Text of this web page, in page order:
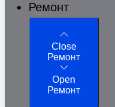
Ремонт
Close
Ремонт
Open
Ремонт